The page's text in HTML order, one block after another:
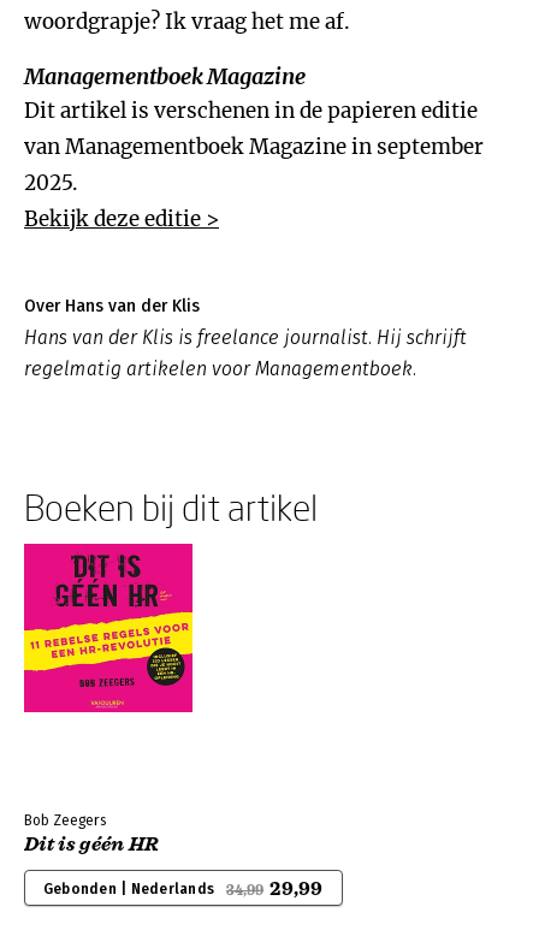
woordgrapje? Ik vraag het me af.
Managementboek Magazine
Dit artikel is verschenen in de papieren editie
van Managementboek Magazine in september
2025.
Bekijk deze editie >
Over Hans van der Klis
Hans van der Klis is freelance journalist. Hij schrijft
regelmatig artikelen voor Managementboek.
Boeken bij dit artikel
Bob Zeegers
Dit is géén HR
Gebonden | Nederlands 34,99 29,99